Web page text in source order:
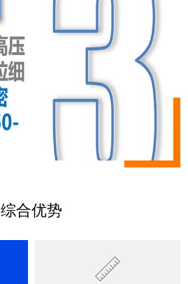
综合优势